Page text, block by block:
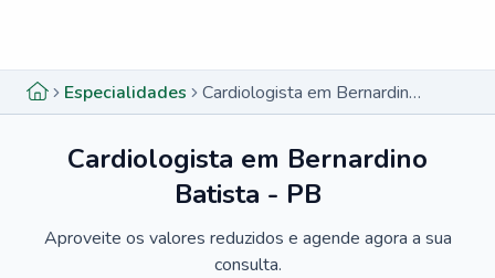
Especialidades Cardiologista em Bernardino Batista - PB
Cardiologista em Bernardino
Batista - PB
Aproveite os valores reduzidos e agende agora a sua
consulta.